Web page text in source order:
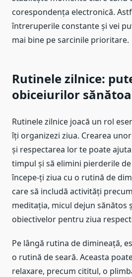
corespondența electronică.
întreruperile constante și vei
mai bine pe sarcinile prioritare.
Rutinele zilnice:
obiceiurilor
Rutinele zilnice joacă un rol
îți organizezi ziua. Crearea
și respectarea lor te poate
timpul și să elimini pierderile
începe-ți ziua cu o rutină de
care să includă activități
meditația, micul dejun sănătos
obiectivelor pentru ziua
Pe lângă rutina de dimineață,
o rutină de seară. Aceasta
relaxare, precum cititul, o